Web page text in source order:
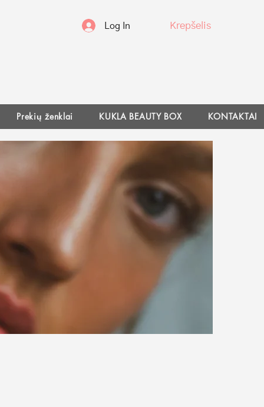
Log In Krepšelis
Prekių ženklai KUKLA BEAUTY BOX KONTAKTAI